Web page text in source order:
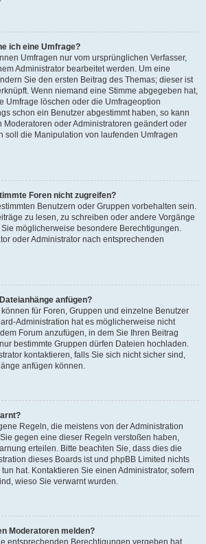
ich eine Umfrage?
Umfragen nur vom ursprünglichen Verfasser,
Administrator bearbeitet werden. Um eine
Sie den ersten Beitrag des Themas; dieser ist
Wenn niemand eine Stimme abgegeben hat,
Umfrage löschen oder die Umfrageoption
schon ein Benutzer abgestimmt haben, so kann
Moderatoren oder Administratoren geändert oder
soll die Manipulation von laufenden Umfragen
Foren nicht zugreifen?
Benutzern oder Gruppen vorbehalten sein.
zu lesen, zu schreiben oder andere Vorgänge
möglicherweise besondere Berechtigungen.
oder Administrator nach entsprechenden
anfügen?
für Foren, Gruppen und einzelne Benutzer
Administration hat es möglicherweise nicht
Forum anzufügen, in dem Sie Ihren Beitrag
bestimmte Gruppen dürfen Dateien hochladen.
kontaktieren, falls Sie sich nicht sicher sind,
anfügen können.
Regeln, die meistens von der Administration
gegen eine dieser Regeln verstoßen haben,
erteilen. Bitte beachten Sie, dass dies die
dieses Boards ist und phpBB Limited nichts
hat. Kontaktieren Sie einen Administrator, sofern
wieso Sie verwarnt wurden.
Moderatoren melden?
entsprechenden Berechtigungen vergeben hat,